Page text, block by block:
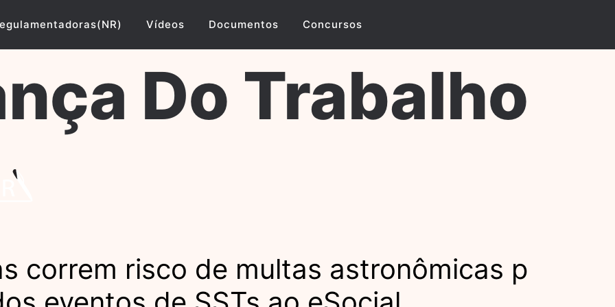
Vídeos Documentos Concursos
Do Trabalho
correm risco de multas astronômicas p